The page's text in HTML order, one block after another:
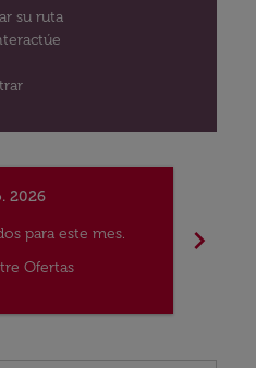
su ruta
2026
para este mes.
Ofertas
chevron_right